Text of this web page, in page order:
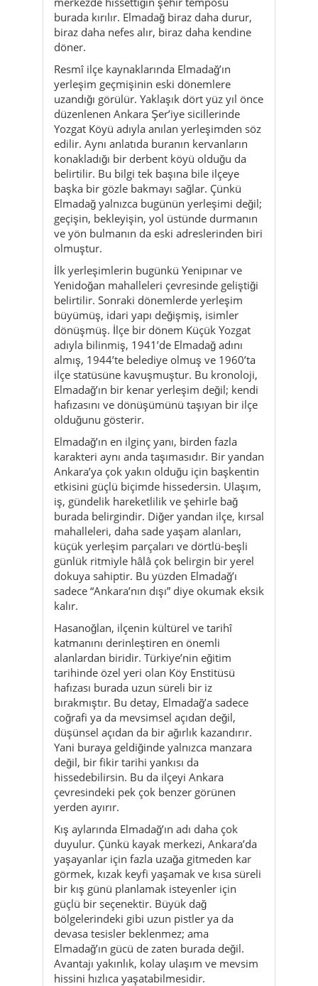
burada kırılır. Elmadağ biraz daha durur,
biraz daha nefes alır, biraz daha kendine
döner.
Resmî ilçe kaynaklarında Elmadağ’ın
yerleşim geçmişinin eski dönemlere
uzandığı görülür. Yaklaşık dört yüz yıl önce
düzenlenen Ankara Şer’iye sicillerinde
Yozgat Köyü adıyla anılan yerleşimden söz
edilir. Aynı anlatıda buranın kervanların
konakladığı bir derbent köyü olduğu da
belirtilir. Bu bilgi tek başına bile ilçeye
başka bir gözle bakmayı sağlar. Çünkü
Elmadağ yalnızca bugünün yerleşimi değil;
geçişin, bekleyişin, yol üstünde durmanın
ve yön bulmanın da eski adreslerinden biri
olmuştur.
İlk yerleşimlerin bugünkü Yenipınar ve
Yenidoğan mahalleleri çevresinde geliştiği
belirtilir. Sonraki dönemlerde yerleşim
büyümüş, idari yapı değişmiş, isimler
dönüşmüş. İlçe bir dönem Küçük Yozgat
adıyla bilinmiş, 1941’de Elmadağ adını
almış, 1944’te belediye olmuş ve 1960’ta
ilçe statüsüne kavuşmuştur. Bu kronoloji,
Elmadağ’ın bir kenar yerleşim değil; kendi
hafızasını ve dönüşümünü taşıyan bir ilçe
olduğunu gösterir.
Elmadağ’ın en ilginç yanı, birden fazla
karakteri aynı anda taşımasıdır. Bir yandan
Ankara’ya çok yakın olduğu için başkentin
etkisini güçlü biçimde hissedersin. Ulaşım,
iş, gündelik hareketlilik ve şehirle bağ
burada belirgindir. Diğer yandan ilçe, kırsal
mahalleleri, daha sade yaşam alanları,
küçük yerleşim parçaları ve dörtlü-beşli
günlük ritmiyle hâlâ çok belirgin bir yerel
dokuya sahiptir. Bu yüzden Elmadağ’ı
sadece “Ankara’nın dışı” diye okumak eksik
kalır.
Hasanoğlan, ilçenin kültürel ve tarihî
katmanını derinleştiren en önemli
alanlardan biridir. Türkiye’nin eğitim
tarihinde özel yeri olan Köy Enstitüsü
hafızası burada uzun süreli bir iz
bırakmıştır. Bu detay, Elmadağ’a sadece
coğrafi ya da mevsimsel açıdan değil,
düşünsel açıdan da bir ağırlık kazandırır.
Yani buraya geldiğinde yalnızca manzara
değil, bir fikir tarihi yankısı da
hissedebilirsin. Bu da ilçeyi Ankara
çevresindeki pek çok benzer görünen
yerden ayırır.
Kış aylarında Elmadağ’ın adı daha çok
duyulur. Çünkü kayak merkezi, Ankara’da
yaşayanlar için fazla uzağa gitmeden kar
görmek, kızak keyfi yaşamak ve kısa süreli
bir kış günü planlamak isteyenler için
güçlü bir seçenektir. Büyük dağ
bölgelerindeki gibi uzun pistler ya da
devasa tesisler beklenmez; ama
Elmadağ’ın gücü de zaten burada değil.
Avantajı yakınlık, kolay ulaşım ve mevsim
hissini hızlıca yaşatabilmesidir.